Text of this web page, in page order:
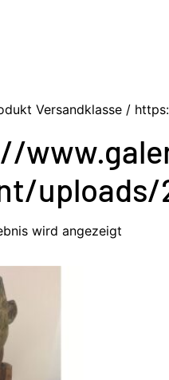
Versandklasse /
wird angezeigt